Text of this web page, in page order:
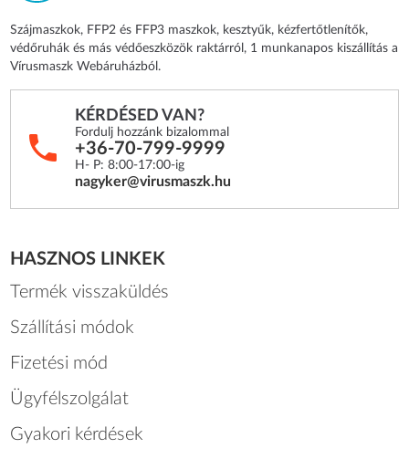
Szájmaszkok, FFP2 és FFP3 maszkok, kesztyűk, kézfertőtlenítők,
védőruhák és más védőeszközök raktárról, 1 munkanapos kiszállítás a
Vírusmaszk Webáruházból.
KÉRDÉSED VAN?
Fordulj hozzánk bizalommal
+36-70-799-9999
H- P: 8:00-17:00-ig
nagyker@virusmaszk.hu
HASZNOS LINKEK
Termék visszaküldés
Szállítási módok
Fizetési mód
Ügyfélszolgálat
Gyakori kérdések